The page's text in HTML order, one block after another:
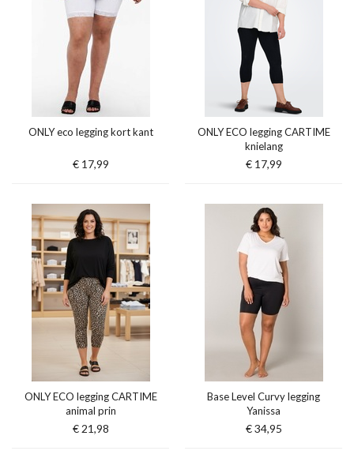
ONLY eco legging kort kant
€ 17,99
ONLY ECO legging CARTIME
knielang
€ 17,99
ONLY ECO legging CARTIME
animal prin
€ 21,98
Base Level Curvy legging
Yanissa
€ 34,95